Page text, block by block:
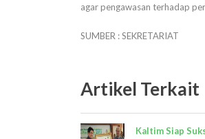
agar pengawasan terhadap
SUMBER : SEKRETARIAT
Artikel Terkait
Kaltim Siap